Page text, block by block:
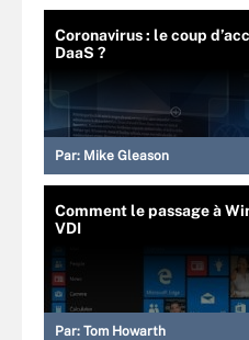
Coronavirus : le coup
DaaS ?
Par: Mike Gleason
Comment le passage à
VDI
Par: Tom Howarth